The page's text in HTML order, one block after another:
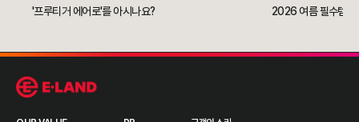
'프루티거 에어로'를 아시나요? 2026 여름 필수템이